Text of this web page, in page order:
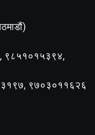
९८५१०१५३९४,
९७०३०११६२६